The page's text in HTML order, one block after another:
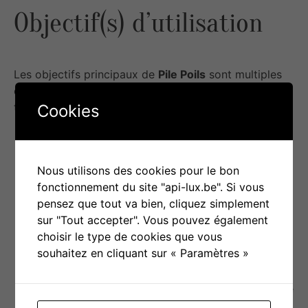
Objectif(s) d’utilisation
Les objectifs principaux de Pile Poils sont multiples
et visent à accompagner les jeunes à travers la
transition de la puberté en toute sérénité :
Anticiper les changements corporels
précises sur la puberté, le corps et les
émotions.
Dédramatiser: Réduire le stress et
l’inquiétude des jeunes en expliquant les
transformations physiques et
émotionnelles de manière positive.
ouvertement du consentement, de l’image
de soi, des pertes blanches, des
Cookies
Nous utilisons des cookies pour le bon
fonctionnement du site "api-lux.be". Si vous
pensez que tout va bien, cliquez simplement
sur "Tout accepter". Vous pouvez également
choisir le type de cookies que vous
souhaitez en cliquant sur « Paramètres »